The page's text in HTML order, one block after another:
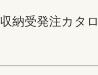
収納受発注カタ